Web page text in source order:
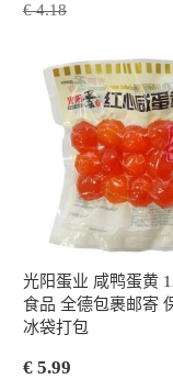
€ 4.18
光阳蛋业 咸鸭蛋黄
食品 全德包裹邮寄
冰袋打包
€ 5.99